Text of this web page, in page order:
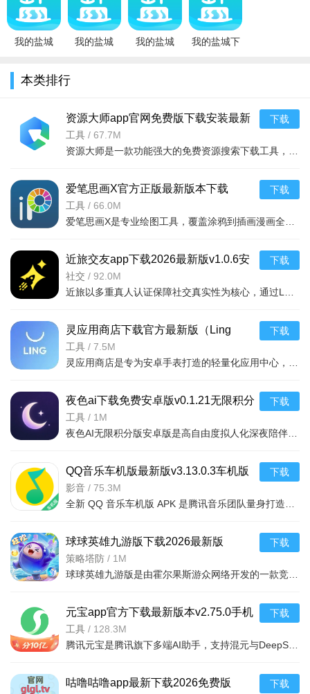
在登录界面，输入手机号，获取验证码，选择登录。
我的盐城
v2.6.8安卓
我的盐城
我的盐城
我的盐城下
本类排行
资源大师app官网免费版下载安装最新
版本v2.0.2安卓最新版
工具 / 67.7M
下载
爱笔思画X官方正版最新版本下载
v14.0.6手机版
工具 / 66.0M
下载
近旅交友app下载2026最新版v1.0.6安
卓版
社交 / 92.0M
下载
灵应用商店下载官方最新版（Ling
Market）v2.0.2-f3智能手表全适配
工具 / 7.5M
下载
夜色ai下载免费安卓版v0.1.21无限积分
版
工具 / 1M
下载
QQ音乐车机版最新版v3.13.0.3车机版
影音 / 75.3M
下载
球球英雄九游版下载2026最新版
v1.10.24安卓版
策略塔防 / 1M
下载
元宝app官方下载最新版本v2.75.0手机
版
工具 / 128.3M
下载
咕噜咕噜app最新下载2026免费版 下载